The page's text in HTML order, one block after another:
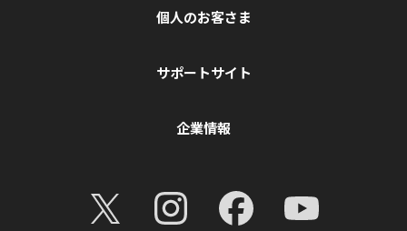
個人のお客さま
サポートサイト
企業情報